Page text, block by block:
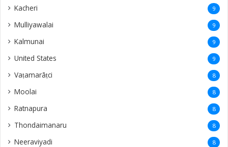
Kacheri 9
Mulliyawalai 9
Kalmunai 9
United States 9
Vaṭamarāṭci 8
Moolai 8
Ratnapura 8
Thondaimanaru 8
Neeraviyadi 8